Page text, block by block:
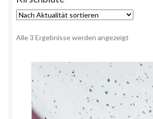
Alle 3 Ergebnisse werden angezeigt